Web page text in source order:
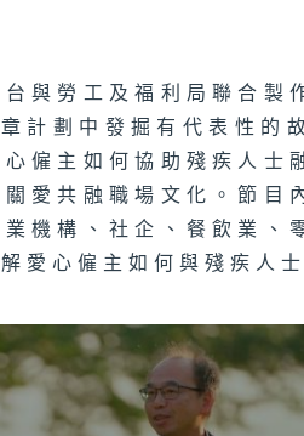
與勞工及福利局聯合製
計劃中發掘有代表性的
僱主如何協助殘疾人士
愛共融職場文化。節目
機構、社企、餐飲業、
愛心僱主如何與殘疾人